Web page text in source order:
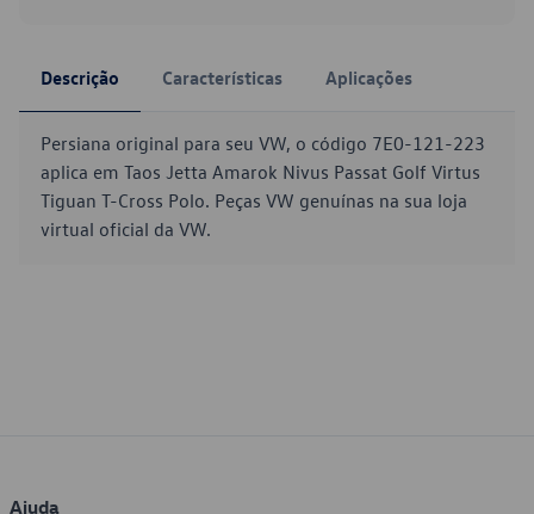
Descrição Características Aplicações
Persiana original para seu VW, o código 7E0-121-223
aplica em Taos Jetta Amarok Nivus Passat Golf Virtus
Tiguan T-Cross Polo. Peças VW genuínas na sua loja
virtual oficial da VW.
Ajuda